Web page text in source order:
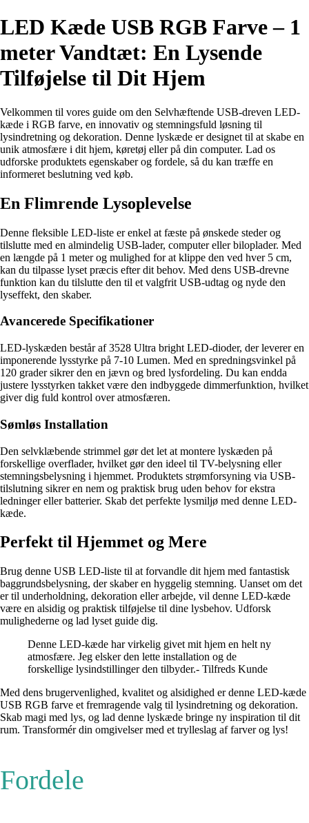
LED Kæde USB RGB Farve – 1
meter Vandtæt: En Lysende
Tilføjelse til Dit Hjem
Velkommen til vores guide om den Selvhæftende USB-dreven LED-
kæde i RGB farve, en innovativ og stemningsfuld løsning til
lysindretning og dekoration. Denne lyskæde er designet til at skabe en
unik atmosfære i dit hjem, køretøj eller på din computer. Lad os
udforske produktets egenskaber og fordele, så du kan træffe en
informeret beslutning ved køb.
En Flimrende Lysoplevelse
Denne fleksible LED-liste er enkel at fæste på ønskede steder og
tilslutte med en almindelig USB-lader, computer eller biloplader. Med
en længde på 1 meter og mulighed for at klippe den ved hver 5 cm,
kan du tilpasse lyset præcis efter dit behov. Med dens USB-drevne
funktion kan du tilslutte den til et valgfrit USB-udtag og nyde den
lyseffekt, den skaber.
Avancerede Specifikationer
LED-lyskæden består af 3528 Ultra bright LED-dioder, der leverer en
imponerende lysstyrke på 7-10 Lumen. Med en spredningsvinkel på
120 grader sikrer den en jævn og bred lysfordeling. Du kan endda
justere lysstyrken takket være den indbyggede dimmerfunktion, hvilket
giver dig fuld kontrol over atmosfæren.
Sømløs Installation
Den selvklæbende strimmel gør det let at montere lyskæden på
forskellige overflader, hvilket gør den ideel til TV-belysning eller
stemningsbelysning i hjemmet. Produktets strømforsyning via USB-
tilslutning sikrer en nem og praktisk brug uden behov for ekstra
ledninger eller batterier. Skab det perfekte lysmiljø med denne LED-
kæde.
Perfekt til Hjemmet og Mere
Brug denne USB LED-liste til at forvandle dit hjem med fantastisk
baggrundsbelysning, der skaber en hyggelig stemning. Uanset om det
er til underholdning, dekoration eller arbejde, vil denne LED-kæde
være en alsidig og praktisk tilføjelse til dine lysbehov. Udforsk
mulighederne og lad lyset guide dig.
Denne LED-kæde har virkelig givet mit hjem en helt ny
atmosfære. Jeg elsker den lette installation og de
forskellige lysindstillinger den tilbyder.- Tilfreds Kunde
Med dens brugervenlighed, kvalitet og alsidighed er denne LED-kæde
USB RGB farve et fremragende valg til lysindretning og dekoration.
Skab magi med lys, og lad denne lyskæde bringe ny inspiration til dit
rum. Transformér din omgivelser med et trylleslag af farver og lys!
Fordele